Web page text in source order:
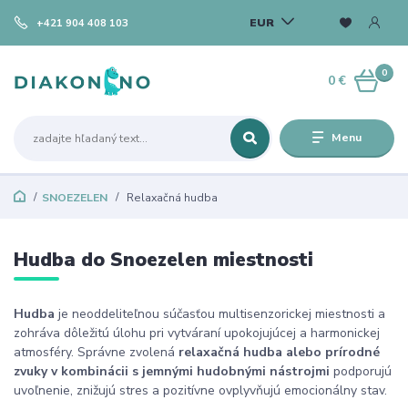
Menu
EUR
+421 904 408 103
0
0 €
SNOEZELEN Relaxačná hudba
Hudba do Snoezelen miestnosti
Hudba je neoddeliteľnou súčasťou multisenzorickej miestnosti a
zohráva dôležitú úlohu pri vytváraní upokojujúcej a harmonickej
atmosféry. Správne zvolená relaxačná hudba alebo prírodné
zvuky v kombinácii s jemnými hudobnými nástrojmi podporujú
uvoľnenie, znižujú stres a pozitívne ovplyvňujú emocionálny stav.